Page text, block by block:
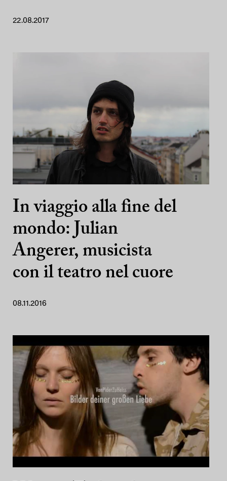
22.08.2017
In viaggio alla fine del
mondo: Julian
Angerer, musicista
con il teatro nel cuore
08.11.2016